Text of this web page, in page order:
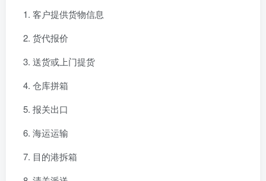
客户提供货物信息
货代报价
送货或上门提货
仓库拼箱
报关出口
海运运输
目的港拆箱